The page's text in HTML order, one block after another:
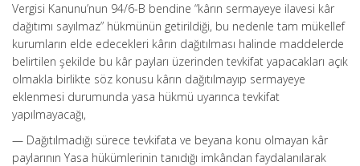
Vergisi Kanunu’nun 94/6-B bendine “kârın sermayeye ilavesi kâr
dağıtımı sayılmaz” hükmünün getirildiği, bu nedenle tam mükellef
kurumların elde edecekleri kârın dağıtılması halinde maddelerde
belirtilen şekilde bu kâr payları üzerinden tevkifat yapacakları açık
olmakla birlikte söz konusu kârın dağıtılmayıp sermayeye
eklenmesi durumunda yasa hükmü uyarınca tevkifat
yapılmayacağı,
— Dağıtılmadığı sürece tevkifata ve beyana konu olmayan kâr
paylarının Yasa hükümlerinin tanıdığı imkândan faydalanılarak